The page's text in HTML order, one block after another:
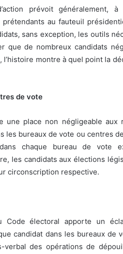
prévoit généralement,
au fauteuil
sans exception, les outils
que de nombreux candidats
l’histoire montre à quel point la
de vote
une place non négligeable aux
les bureaux de vote ou centres
chaque bureau de vote
les candidats aux élections
circonscription respective.
Code électoral apporte un
candidat dans les bureaux de
des opérations de